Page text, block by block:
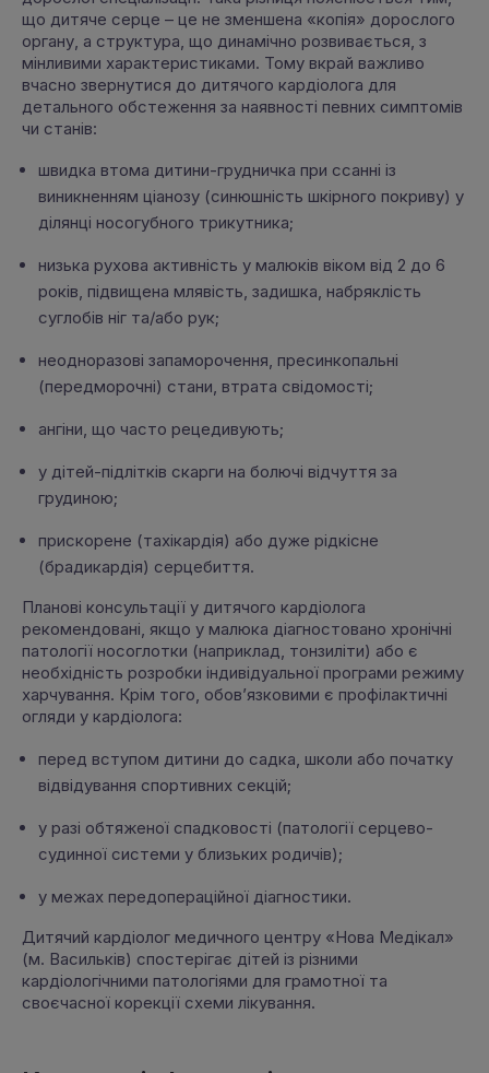
що дитяче серце – це не зменшена «копія» дорослого
органу, а структура, що динамічно розвивається, з
мінливими характеристиками. Тому вкрай важливо
вчасно звернутися до дитячого кардіолога для
детального обстеження за наявності певних симптомів
чи станів:
швидка втома дитини-грудничка при ссанні із
виникненням ціанозу (синюшність шкірного покриву) у
ділянці носогубного трикутника;
низька рухова активність у малюків віком від 2 до 6
років, підвищена млявість, задишка, набряклість
суглобів ніг та/або рук;
неодноразові запаморочення, пресинкопальні
(передморочні) стани, втрата свідомості;
ангіни, що часто рецедивують;
у дітей-підлітків скарги на болючі відчуття за
грудиною;
прискорене (тахікардія) або дуже рідкісне
(брадикардія) серцебиття.
Планові консультації у дитячого кардіолога
рекомендовані, якщо у малюка діагностовано хронічні
патології носоглотки (наприклад, тонзиліти) або є
необхідність розробки індивідуальної програми режиму
харчування. Крім того, обов’язковими є профілактичні
огляди у кардіолога:
перед вступом дитини до садка, школи або початку
відвідування спортивних секцій;
у разі обтяженої спадковості (патології серцево-
судинної системи у близьких родичів);
у межах передопераційної діагностики.
Дитячий кардіолог медичного центру «Нова Медікал»
(м. Васильків) спостерігає дітей із різними
кардіологічними патологіями для грамотної та
своєчасної корекції схеми лікування.